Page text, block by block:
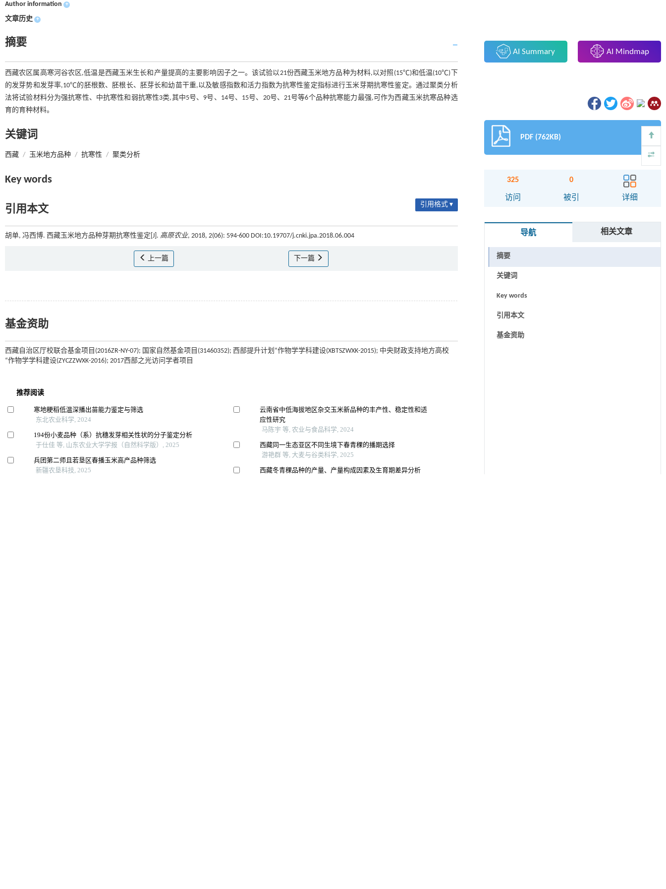
Author information +
文章历史 +
摘要
西藏农区属高寒河谷农区,低温是西藏玉米生长和产量提高的主要影响因子之一。该试验以21份西藏玉米地方品种为材料,以对照(15℃)和低温(10℃)下
的发芽势和发芽率,10℃的胚根数、胚根长、胚芽长和幼苗干重,以及敏感指数和活力指数为抗寒性鉴定指标进行玉米芽期抗寒性鉴定。通过聚类分析
法将试验材料分为强抗寒性、中抗寒性和弱抗寒性3类,其中5号、9号、14号、15号、20号、21号等6个品种抗寒能力最强,可作为西藏玉米抗寒品种选
育的育种材料。
关键词
西藏 / 玉米地方品种 / 抗寒性 / 聚类分析
Key words
引用本文 引用格式 ▾
胡单, 冯西博. 西藏玉米地方品种芽期抗寒性鉴定[J]. 高原农业, 2018, 2(06): 594-600 DOI:10.19707/j.cnki.jpa.2018.06.004
上一篇 下一篇
基金资助
西藏自治区厅校联合基金项目(2016ZR-NY-07); 国家自然基金项目(31460352); 西部提升计划“作物学学科建设(XBTSZWXK-2015); 中央财政支持地方高校
“作物学学科建设(ZYCZZWXK-2016); 2017西部之光访问学者项目
AI Summary AI Mindmap
PDF (762KB)
325
访问
0
被引 详细
导航 相关文章
摘要
关键词
Key words
引用本文
基金资助